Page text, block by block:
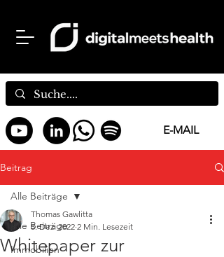
E-MAIL
Beitrag
Alle Beiträge
Immobilien
Alle Beiträge
Whitepaper zur
Thomas Gawlitta
5. Dez. 2022 2 Min. Lesezeit